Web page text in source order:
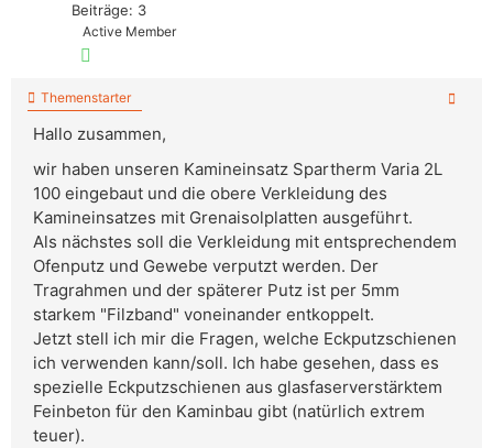
Beiträge: 3
Active Member
Themenstarter
Hallo zusammen,
wir haben unseren Kamineinsatz Spartherm Varia 2L
100 eingebaut und die obere Verkleidung des
Kamineinsatzes mit Grenaisolplatten ausgeführt.
Als nächstes soll die Verkleidung mit entsprechendem
Ofenputz und Gewebe verputzt werden. Der
Tragrahmen und der späterer Putz ist per 5mm
starkem "Filzband" voneinander entkoppelt.
Jetzt stell ich mir die Fragen, welche Eckputzschienen
ich verwenden kann/soll. Ich habe gesehen, dass es
spezielle Eckputzschienen aus glasfaserverstärktem
Feinbeton für den Kaminbau gibt (natürlich extrem
teuer).